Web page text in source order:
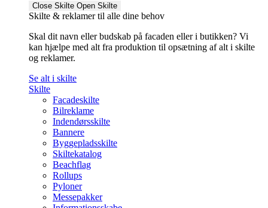
Close Skilte Open Skilte
Skilte & reklamer til alle dine behov
Skal dit navn eller budskab på facaden eller i butikken? Vi
kan hjælpe med alt fra produktion til opsætning af alt i skilte
og reklamer.
Se alt i skilte
Skilte
Facadeskilte
Bilreklame
Indendørsskilte
Bannere
Byggepladsskilte
Skiltekatalog
Beachflag
Rollups
Pyloner
Messepakker